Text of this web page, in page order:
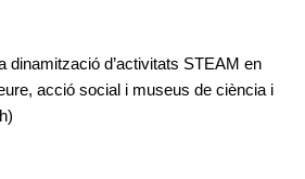
dinamització d’activitats STEAM en
acció social i museus de ciència i